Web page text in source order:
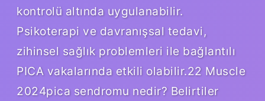
kontrolü altında uygulanabilir.
Psikoterapi ve davranışsal tedavi,
zihinsel sağlık problemleri ile bağlantılı
PICA vakalarında etkili olabilir.22 Muscle
2024pica sendromu nedir? Belirtiler